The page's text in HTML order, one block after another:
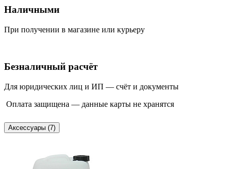
Наличными
При получении в магазине или курьеру
Безналичный расчёт
Для юридических лиц и ИП — счёт и документы
Оплата защищена — данные карты не хранятся
Аксессуары (7)